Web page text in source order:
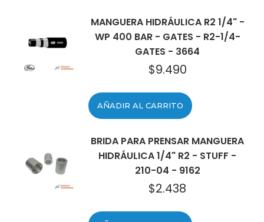
MANGUERA HIDRÁULICA R2 1/4" -
WP 400 BAR - GATES - R2-1/4-
GATES - 3664
$9.490
AÑADIR AL CARRITO
BRIDA PARA PRENSAR MANGUERA
HIDRÁULICA 1/4" R2 - STUFF -
210-04 - 9162
$2.438